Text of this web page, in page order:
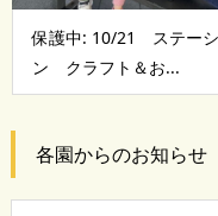
保護中: 10/21 ステー
ン クラフト＆お...
各園からのお知らせ